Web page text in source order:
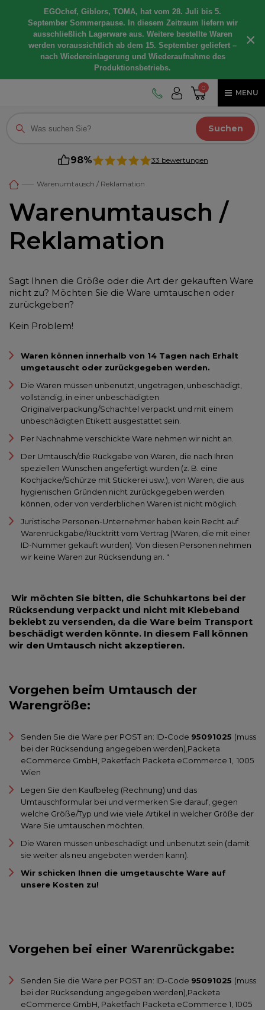
EGOchef, Giblors, TOMA, hat vom 28. Juli bis 5.
September Sommerpause. In diesem Zeitraum liefern wir
ausschließlich Lagerware aus. Weitere bestellte Waren
werden voraussichtlich ab dem 15. September geliefert –
nach Wiedereinlagerung und Wiederaufnahme des
Produktionsbetriebs.
×
0
MENU
Suchen
98% 33 bewertungen
Warenumtausch / Reklamation
Warenumtausch /
Reklamation
Sagt Ihnen die Größe oder die Art der gekauften Ware
nicht zu? Möchten Sie die Ware umtauschen oder
zurückgeben?
Kein Problem!
Waren können innerhalb von 14 Tagen nach Erhalt
umgetauscht oder zurückgegeben werden.
Die Waren müssen unbenutzt, ungetragen, unbeschädigt,
vollständig, in einer unbeschädigten
Originalverpackung/Schachtel verpackt und mit einem
unbeschädigten Etikett ausgestattet sein.
Per Nachnahme verschickte Ware nehmen wir nicht an.
Der Umtausch/die Rückgabe von Waren, die nach Ihren
speziellen Wünschen angefertigt wurden (z. B. eine
Kochjacke/Schürze mit Stickerei usw.), von Waren, die aus
hygienischen Gründen nicht zurückgegeben werden
können, oder von verderblichen Waren ist nicht möglich.
Juristische Personen-Unternehmer haben kein Recht auf
Warenrückgabe/Rücktritt vom Vertrag (Waren, die mit einer
ID-Nummer gekauft wurden). Von diesen Personen nehmen
wir keine Waren zur Rücksendung an. "
Wir möchten Sie bitten, die Schuhkartons bei der
Rücksendung verpackt und nicht mit Klebeband
beklebt zu versenden, da die Ware beim Transport
beschädigt werden könnte. In diesem Fall können
wir den Umtausch nicht akzeptieren.
Vorgehen beim Umtausch der
Warengröße:
Senden Sie die Ware per POST an: ID-Code 95091025 (muss
bei der Rücksendung angegeben werden),Packeta
eCommerce GmbH, Paketfach Packeta eCommerce 1, 1005
Wien
Legen Sie den Kaufbeleg (Rechnung) und das
Umtauschformular bei und vermerken Sie darauf, gegen
welche Größe/Typ und wie viele Artikel in welcher Größe der
Ware Sie umtauschen möchten.
Die Waren müssen unbeschädigt und unbenutzt sein (damit
sie weiter als neu angeboten werden kann).
Wir schicken Ihnen die umgetauschte Ware auf
unsere Kosten zu!
Vorgehen bei einer Warenrückgabe:
Senden Sie die Ware per POST an: ID-Code 95091025 (muss
bei der Rücksendung angegeben werden),Packeta
eCommerce GmbH, Paketfach Packeta eCommerce 1, 1005